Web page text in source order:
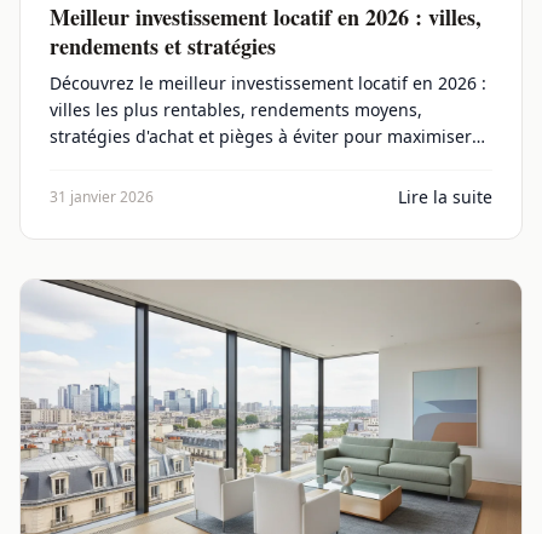
Meilleur investissement locatif en 2026 : villes,
rendements et stratégies
Découvrez le meilleur investissement locatif en 2026 :
villes les plus rentables, rendements moyens,
stratégies d'achat et pièges à éviter pour maximiser
31 janvier 2026 Lire la suite